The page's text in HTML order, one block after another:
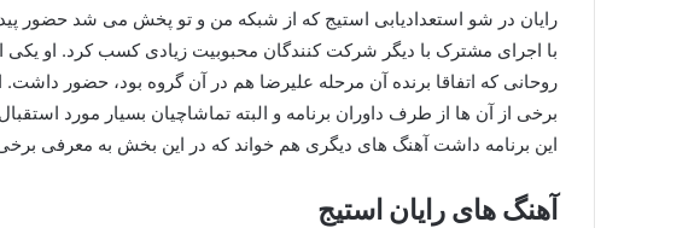
رایان در شو استعدادیابی استیج که از شبکه من و تو پخش می شد حضور پیدا
با اجرای مشترک با دیگر شرکت کنندگان محبوبیت زیادی کسب کرد. او یکی
روحانی که اتفاقا برنده آن مرحله علیرضا هم در آن گروه بود، حضور داشت.
برخی از آن ها از طرف داوران برنامه و البته تماشاچیان بسیار مورد
این برنامه داشت آهنگ های دیگری هم خواند که در این بخش به معرفی
آهنگ های رایان استیج